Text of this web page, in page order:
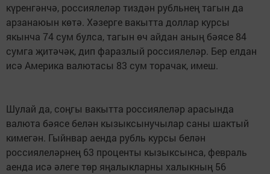
күренгәнчә, россиялеләр тиздән рубльнең тагын да
арзанаюын көтә. Хәзерге вакытта доллар курсы
якынча 74 сум булса, тагын өч айдан аның бәясе 84
сумга җитәчәк, дип фаразлый россиялеләр. Бер елдан
исә Америка валютасы 83 сум торачак, имеш.
Шулай да, соңгы вакытта россиялеләр арасында
валюта бәясе белән кызыксынучылар саны шактый
кимегән. Гыйнвар аенда рубль курсы белән
россиялеләрнең 63 проценты кызыксынса, февраль
аенда исә әлеге төр яңалыкларны халыкның 56